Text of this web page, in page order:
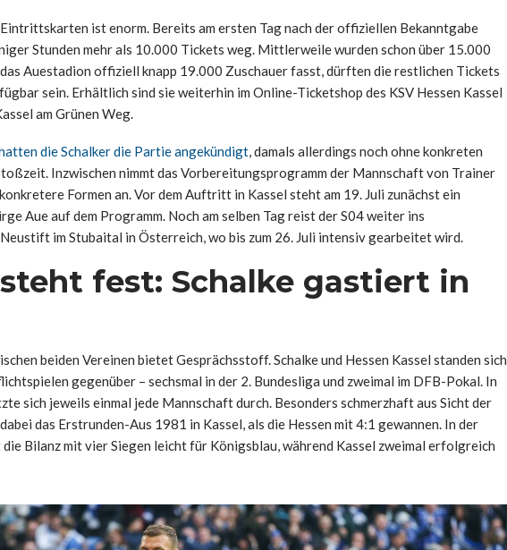
ist enorm. Bereits am ersten Tag nach der offiziellen Bekanntgabe
Stunden mehr als 10.000 Tickets weg. Mittlerweile wurden schon über 15.000
Auestadion offiziell knapp 19.000 Zuschauer fasst, dürften die restlichen Tickets
sein. Erhältlich sind sie weiterhin im Online-Ticketshop des KSV Hessen Kassel
am Grünen Weg.
die Schalker die Partie angekündigt, damals allerdings noch ohne konkreten
Inzwischen nimmt das Vorbereitungsprogramm der Mannschaft von Trainer
Formen an. Vor dem Auftritt in Kassel steht am 19. Juli zunächst ein
Aue auf dem Programm. Noch am selben Tag reist der S04 weiter ins
im Stubaital in Österreich, wo bis zum 26. Juli intensiv gearbeitet wird.
fest: Schalke gastiert in
beiden Vereinen bietet Gesprächsstoff. Schalke und Hessen Kassel standen sich
gegenüber – sechsmal in der 2. Bundesliga und zweimal im DFB-Pokal. In
sich jeweils einmal jede Mannschaft durch. Besonders schmerzhaft aus Sicht der
das Erstrunden-Aus 1981 in Kassel, als die Hessen mit 4:1 gewannen. In der
Bilanz mit vier Siegen leicht für Königsblau, während Kassel zweimal erfolgreich